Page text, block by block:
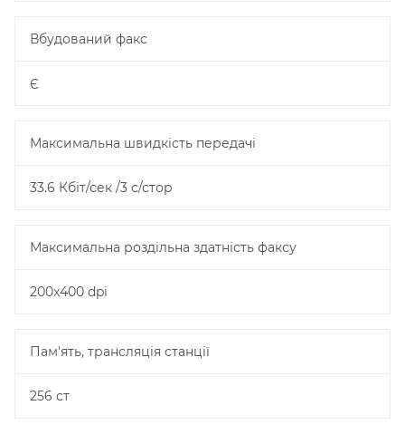
Вбудований факс
Є
Максимальна швидкість передачі
33.6 Кбіт/сек /3 с/стор
Максимальна роздільна здатність факсу
200x400 dpi
Пам'ять, трансляція станції
256 ст